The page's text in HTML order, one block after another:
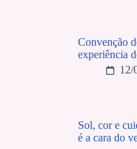
Convenção
experiência
12/
Sol, cor e
é a cara do